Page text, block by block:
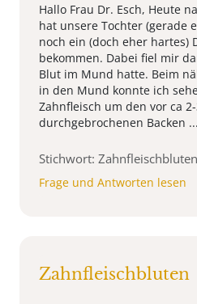
Hallo Frau Dr. Esch, Heute
hat unsere Tochter (gerade
noch ein (doch eher hartes)
bekommen. Dabei fiel mir
Blut im Mund hatte. Beim
in den Mund konnte ich
Zahnfleisch um den vor ca
durchgebrochenen Backen ...
Stichwort: Zahnfleischbluten
Frage und Antworten lesen
Zahnfleischbluten